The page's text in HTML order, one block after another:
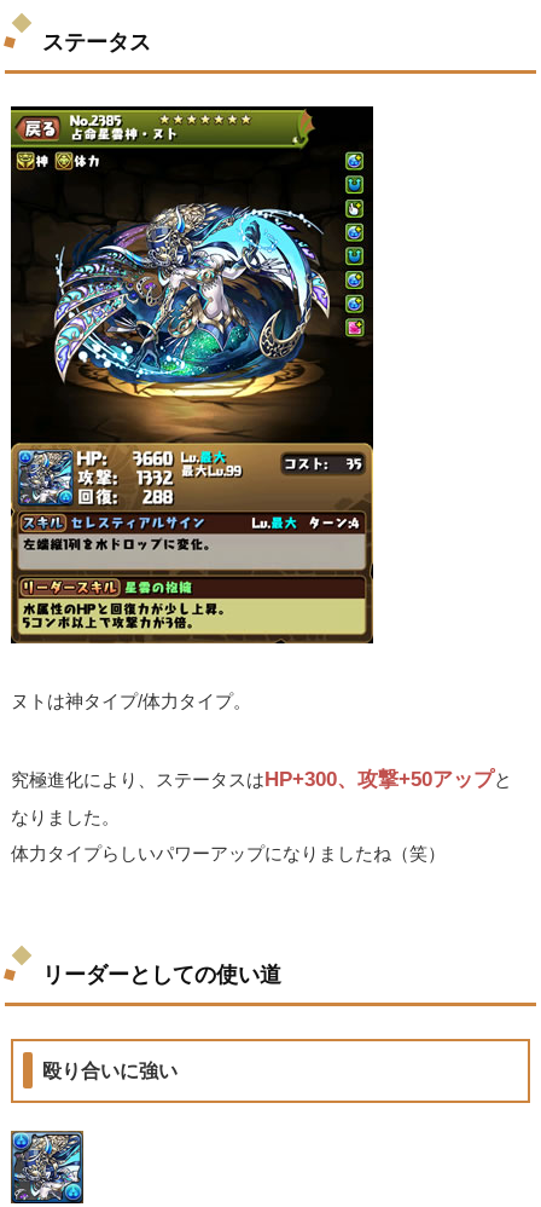
ステータス
ヌトは神タイプ/体力タイプ。
究極進化により、ステータスは HP+300、攻撃+50アップと
なりました。
体力タイプらしいパワーアップになりましたね（笑）
リーダーとしての使い道
殴り合いに強い